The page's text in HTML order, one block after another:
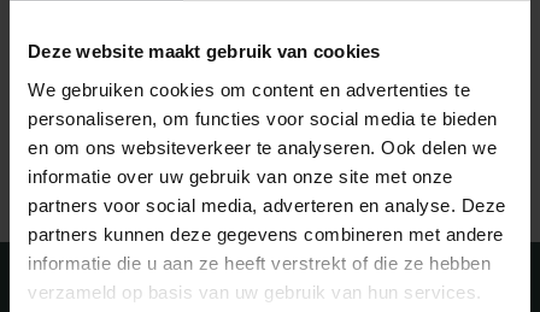
Deze website maakt gebruik van cookies
We gebruiken cookies om content en advertenties te
personaliseren, om functies voor social media te bieden
en om ons websiteverkeer te analyseren. Ook delen we
informatie over uw gebruik van onze site met onze
partners voor social media, adverteren en analyse. Deze
partners kunnen deze gegevens combineren met andere
informatie die u aan ze heeft verstrekt of die ze hebben
verzameld op basis van uw gebruik van hun services.
Geen producten gevonden!
Ruim aanbod badtextiel
Meld je aan voor onze nieuwsbrief!